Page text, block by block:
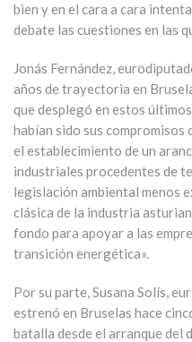
bien y en el cara a cara
debate las cuestiones en las
Jonás Fernández,
años de trayectoria en
que desplegó en estos
habían sido sus compromisos
el establecimiento de un
industriales procedentes de
legislación ambiental menos
clásica de la industria
fondo para apoyar a las
transición energética».
Por su parte, Susana Solís,
estrenó en Bruselas hace
batalla desde el arranque del